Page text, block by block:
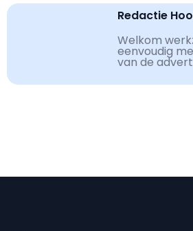
Redactie
Welkom
eenvoudig
van de